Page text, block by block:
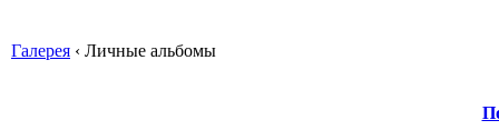
Галерея ‹ Личные альбомы